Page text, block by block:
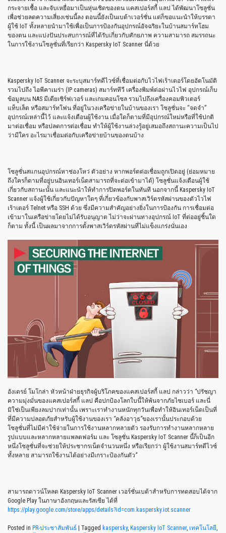
กระจายเชื้อ และจับเหยื่อมาเป็นหุ่นเชิดของตน แคสเปอร์สกี้ แลป ได้พัฒนาโซลูชั่น
เพื่อช่วยลดความเสี่ยงเช่นนี้ลง ตอนนี้ยังเป็นเบต้าเวอร์ชั่น แต่ก็ขอแนะนำให้บรรดา
ผู้ใช้ IoT ทั้งหลายนำมาใช้เพื่อเป็นการป้องกันอุปกรณ์อัจฉริยะในบ้านสมาร์ทโฮม
ของตน และแบ่งปันประสบการณ์ที่ได้รับเกี่ยวกับศักยภาพ ความสามารถ สมรรถนะ
ในการใช้งานโซลูชั่นที่เรียกว่า Kaspersky IoT Scanner นี่ด้วย
Kaspersky IoT Scanner จะระบุสมาร์ทดีไวซ์ที่เชื่อมต่อกับไวไฟเร้าเตอร์โดยอัตโนมัติ
รวมไปถึง ไอพีคาเมร่า (IP cameras) สมาร์ททีวี เครื่องพิมพ์ต่อผ่านไวไฟ อุปกรณ์เก็บ
ข้อมูลบน NAS มีเดียเซิร์ฟเวอร์ และเกมคอนโซล รวมไปถึงเครื่องคอมพิวเตอร์
แท็บเล็ต หรือสมาร์ทโฟน ที่อยู่ในวงเครือข่ายในบ้านของเรา โซลูชั่นจะ “จดจำ”
อุปกรณ์เหล่านี้ไว้ และแจ้งเตือนผู้ใช้งาน เมื่อใดก็ตามที่มีอุปกรณ์ใหม่หรือที่ใช้ปกติ
มาต่อเชื่อม หรือปลดการต่อเชื่อม ทำให้ผู้ใช้งานล่วงรู้อยู่เสมอถึงสถานะความเป็นไป
ว่ามีใคร อะไรมาเชื่อมต่อกับเครือข่ายบ้านของตนบ้าง
โซลูชั่นสแกนอุปกรณ์หาช่องโหว่ ตัวอย่าง หากพอร์ตต่อเชื่อมถูกเปิดอยู่ (ย่อมหมาย
ถึงใครก็ตามที่อยู่บนอินเทอร์เน็ตสามารถที่จะต่อเข้ามาได้) โซลูชั่นแจ้งเตือนผู้ใช้
เกี่ยวกับสถานะนั้น และแนะนำให้ทำการปิดพอร์ตในทันที นอกจากนี้ Kaspersky IoT
Scanner แจ้งผู้ใช้เกี่ยวกับปัญหาใดๆ ที่เกี่ยวข้องกับพาสเวิร์ดรหัสผ่านของตัวไวไฟ
เร้าเตอร์ Telnet หรือ SSH ด้วย ซึ่งมีความสำคัญอย่างยิ่งในการป้องกัน การเชื่อมต่อ
เข้ามาในเครือข่ายโดยไม่ได้รับอนุญาต ไม่ว่าจะผ่านทางอุปกรณ์ IoT ที่ต่ออยู่ชิ้นใด
ก็ตาม ทั้งนี้ เป็นผลมาจากการตั้งพาสเวิร์ดรหัสผ่านที่ไม่แข็งแกร่งนั่นเอง
อังเดรย์ โมโกล่า หัวหน้าฝ่ายธุรกิจผู้บริโภคของแคสเปอร์สกี้ แลป กล่าวว่า “ปรัชญา
ความมุ่งมั่นของแคสเปอร์สกี้ แลป คือปกป้องโลกใบนี้ให้พ้นจากภัยไซเบอร์ และนี่
มิใช่เป็นเพียงลมปากเท่านั้น เพราะเราทำงานหนักทุกวันเพื่อทำให้อินเทอร์เน็ตเป็นที่
ที่มีความปลอดภัยสำหรับผู้ใช้งานของเรา “คลังอาวุธ”ของเรานั้นประกอบด้วย
โซลูชั่นที่ไม่มีค่าใช้จ่ายในการใช้งานหลากหลายตัว รองรับการทำงานหลากหลาย
รูปแบบและหลากหลายแพลตฟอร์ม และ โซลูชั่น Kaspersky IoT Scanner นี้ก็เป็นอีก
หนึ่งโซลูชั่นที่จะช่วยให้ประชากรเน็ตจำนวนหนึ่ง หรือเรียกว่า ผู้ใช้งานสมาร์ทดีไวซ์
ทั้งหลาย สามารถใช้งานได้อย่างมีเกราะป้องกันตัว“
สามารถดาวน์โหลด Kaspersky IoT Scanner เวอร์ชั่นเบต้าสำหรับการทดสอบได้จาก
Google Play ในภาษาอังกฤษและรัสเซีย ได้ที่
https://play.google.com/store/apps/details?id=com.kaspersky.iot.scanner
Posted in PR-ประชาสัมพันธ์ Tagged kaspersky, Kaspersky IoT Scanner, เทคโนโลยี,